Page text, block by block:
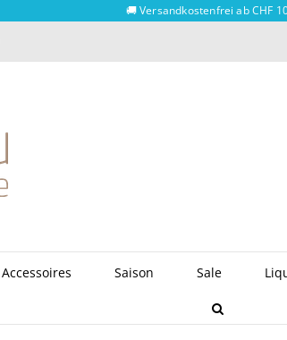
🚚 Versandkostenfrei ab CHF
Accessoires Saison Sale